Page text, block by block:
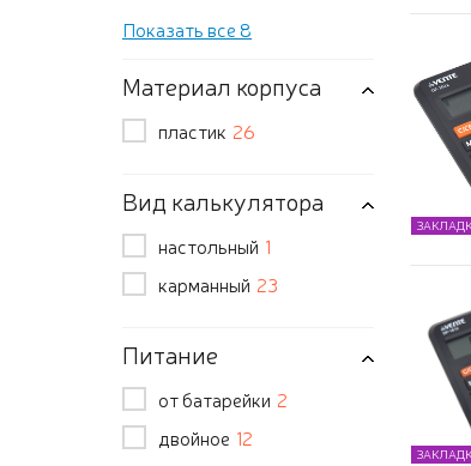
Показать все 8
Материал корпуса
пластик 26
Вид калькулятора
настольный 1
карманный 23
Питание
от батарейки 2
двойное 12